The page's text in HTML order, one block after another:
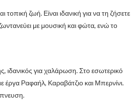
ζωή. Είναι ιδανική για να τη ζήσετε
με μουσική και φώτα, ενώ το
ιδανικός για χαλάρωση. Στο εσωτερικό
έργα Ραφαήλ, Καραβάτζιο και Μπερνίνι.